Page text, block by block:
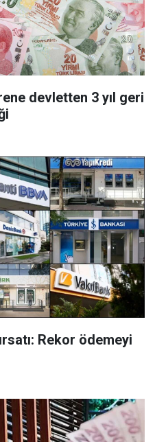
devletten 3 yıl geri
Rekor ödemeyi